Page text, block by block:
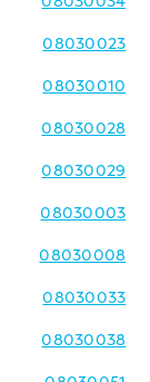
08030023
08030010
08030028
08030029
08030003
08030008
08030033
08030038